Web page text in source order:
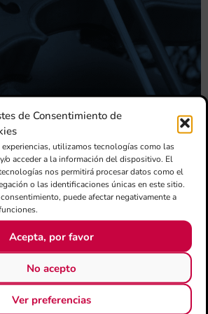
de Consentimiento de
experiencias, utilizamos tecnologías como las
o acceder a la información del dispositivo. El
nos permitirá procesar datos como el
o las identificaciones únicas en este sitio.
puede afectar negativamente a
Acepta, por favor
No acepto
Ver preferencias
SANTA CECILIA DE CULLERA
| 12:00 HORAS
CULLERA.
MUSICAL DE JÁVEA
| 21:30 HORAS
JÁVEA.
“LA PRIMITIVA” DE